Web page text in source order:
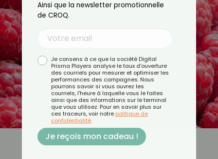
Ainsi que la newsletter promotionnelle
de CROQ.
Je consens à ce que la société Digital
Prisma Players analyse le taux d'ouverture
des courriels pour mesurer et optimiser les
performances des campagnes. Nous
pourrons savoir si vous ouvrez les
courriels, l'heure à laquelle vous le faites
ainsi que des informations sur le terminal
que vous utilisez. Pour en savoir plus sur
ces traceurs, voir notre politique de
confidentialité.
Je reçois mon cadeau !